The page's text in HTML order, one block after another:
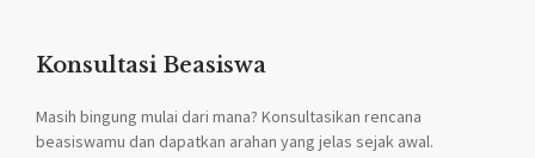
Konsultasi Beasiswa
Masih bingung mulai dari mana? Konsultasikan rencana
beasiswamu dan dapatkan arahan yang jelas sejak awal.